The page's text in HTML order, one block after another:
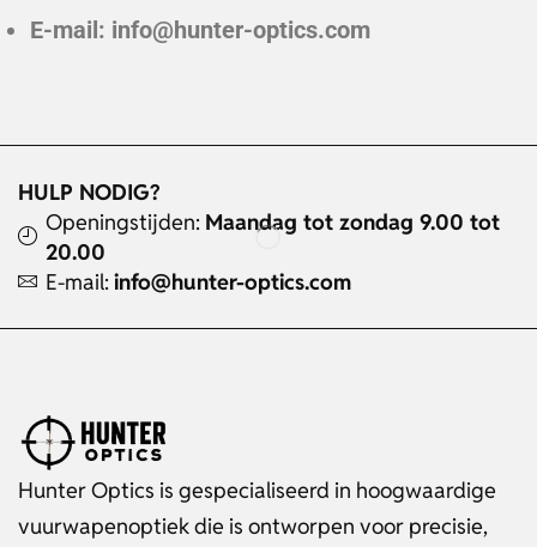
E-mail: info@hunter-optics.com
HULP NODIG?
Openingstijden: Maandag tot zondag 9.00 tot
20.00
E-mail: info@hunter-optics.com
Hunter Optics is gespecialiseerd in hoogwaardige
vuurwapenoptiek die is ontworpen voor precisie,